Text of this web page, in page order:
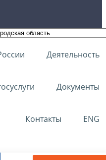
Деятельность
Документы
Контакты ENG